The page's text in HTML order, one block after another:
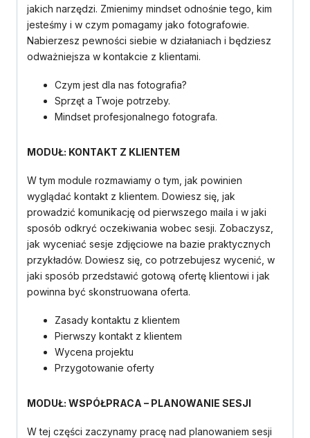
jakich narzędzi. Zmienimy mindset odnośnie tego, kim
jesteśmy i w czym pomagamy jako fotografowie.
Nabierzesz pewności siebie w działaniach i będziesz
odważniejsza w kontakcie z klientami.
Czym jest dla nas fotografia?
Sprzęt a Twoje potrzeby.
Mindset profesjonalnego fotografa.
MODUŁ: KONTAKT Z KLIENTEM
W tym module rozmawiamy o tym, jak powinien
wyglądać kontakt z klientem. Dowiesz się, jak
prowadzić komunikację od pierwszego maila i w jaki
sposób odkryć oczekiwania wobec sesji. Zobaczysz,
jak wyceniać sesje zdjęciowe na bazie praktycznych
przykładów. Dowiesz się, co potrzebujesz wycenić, w
jaki sposób przedstawić gotową ofertę klientowi i jak
powinna być skonstruowana oferta.
Zasady kontaktu z klientem
Pierwszy kontakt z klientem
Wycena projektu
Przygotowanie oferty
MODUŁ: WSPÓŁPRACA – PLANOWANIE SESJI
W tej części zaczynamy pracę nad planowaniem sesji